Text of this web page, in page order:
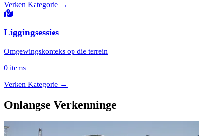
Verken Kategorie →
Liggingsessies
Omgewingskonteks op die terrein
0 items
Verken Kategorie →
Onlangse Verkenninge